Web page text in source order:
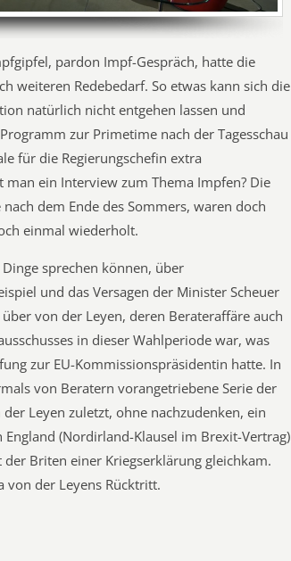
pardon Impf-Gespräch, hatte die
weiteren Redebedarf. So etwas kann sich die
natürlich nicht entgehen lassen und
zur Primetime nach der Tagesschau
für die Regierungschefin extra
ein Interview zum Thema Impfen? Die
dem Ende des Sommers, waren doch
einmal wiederholt.
sprechen können, über
und das Versagen der Minister Scheuer
von der Leyen, deren Berateraffäre auch
in dieser Wahlperiode war, was
zur EU-Kommissionspräsidentin hatte. In
von Beratern vorangetriebene Serie der
Leyen zuletzt, ohne nachzudenken, ein
(Nordirland-Klausel im Brexit-Vertrag)
der Briten einer Kriegserklärung gleichkam.
von der Leyens Rücktritt.